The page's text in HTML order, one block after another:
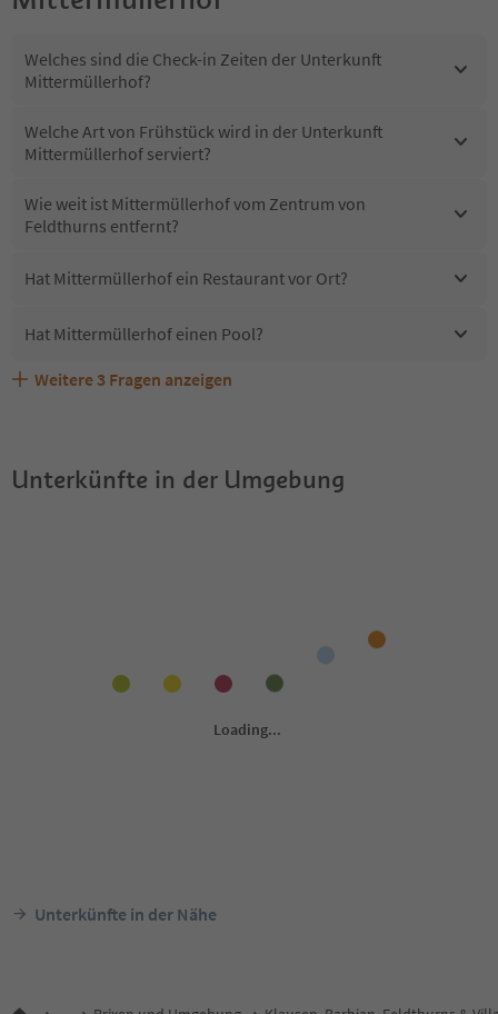
Welches sind die Check-in Zeiten der Unterkunft
Mittermüllerhof?
Welche Art von Frühstück wird in der Unterkunft
Mittermüllerhof serviert?
Wie weit ist Mittermüllerhof vom Zentrum von
Feldthurns entfernt?
Hat Mittermüllerhof ein Restaurant vor Ort?
Hat Mittermüllerhof einen Pool?
Sind Haustiere in der Unterkunft Mittermüllerhof
Welche Services bietet Mittermüllerhof?
Erhalten die Gäste von Mittermüllerhof einen Südtirol
Weitere 3 Fragen anzeigen
Unterkünfte in der Umgebung
Unterkünfte in der Nähe